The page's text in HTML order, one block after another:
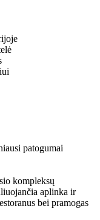
patogumai
kompleksų
aplinka ir
bei pramogas